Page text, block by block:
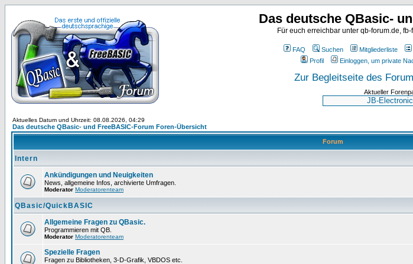
Das deutsche QBasic-
Für euch erreichbar unter qb-forum.de,
FAQ Suchen Mitgliederliste
Profil
Einloggen, um private
Zur Begleitseite des
Aktueller
Aktuelles Datum und Uhrzeit: 08.08.2026, 04:29
Das deutsche QBasic- und FreeBASIC-Forum Foren-Übersicht
Forum
Intern
Ankündigungen und Neuigkeiten
News, allgemeine Infos, archivierte Umfragen.
Moderator Moderatorenteam
QBasic/QuickBASIC
Allgemeine Fragen zu QBasic.
Programmieren mit QB.
Moderator Moderatorenteam
Spezielle Fragen
Fragen zu Bibliotheken, 3-D-Grafik, VBDOS etc.